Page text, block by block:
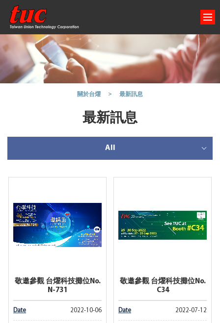
關於台燿 最新訊息
最新訊息
All
敬邀參觀 台燿科技攤位No.
N-731
Date 2022-10-06
敬邀參觀 台燿科技攤位No.
C34
Date 2022-07-12